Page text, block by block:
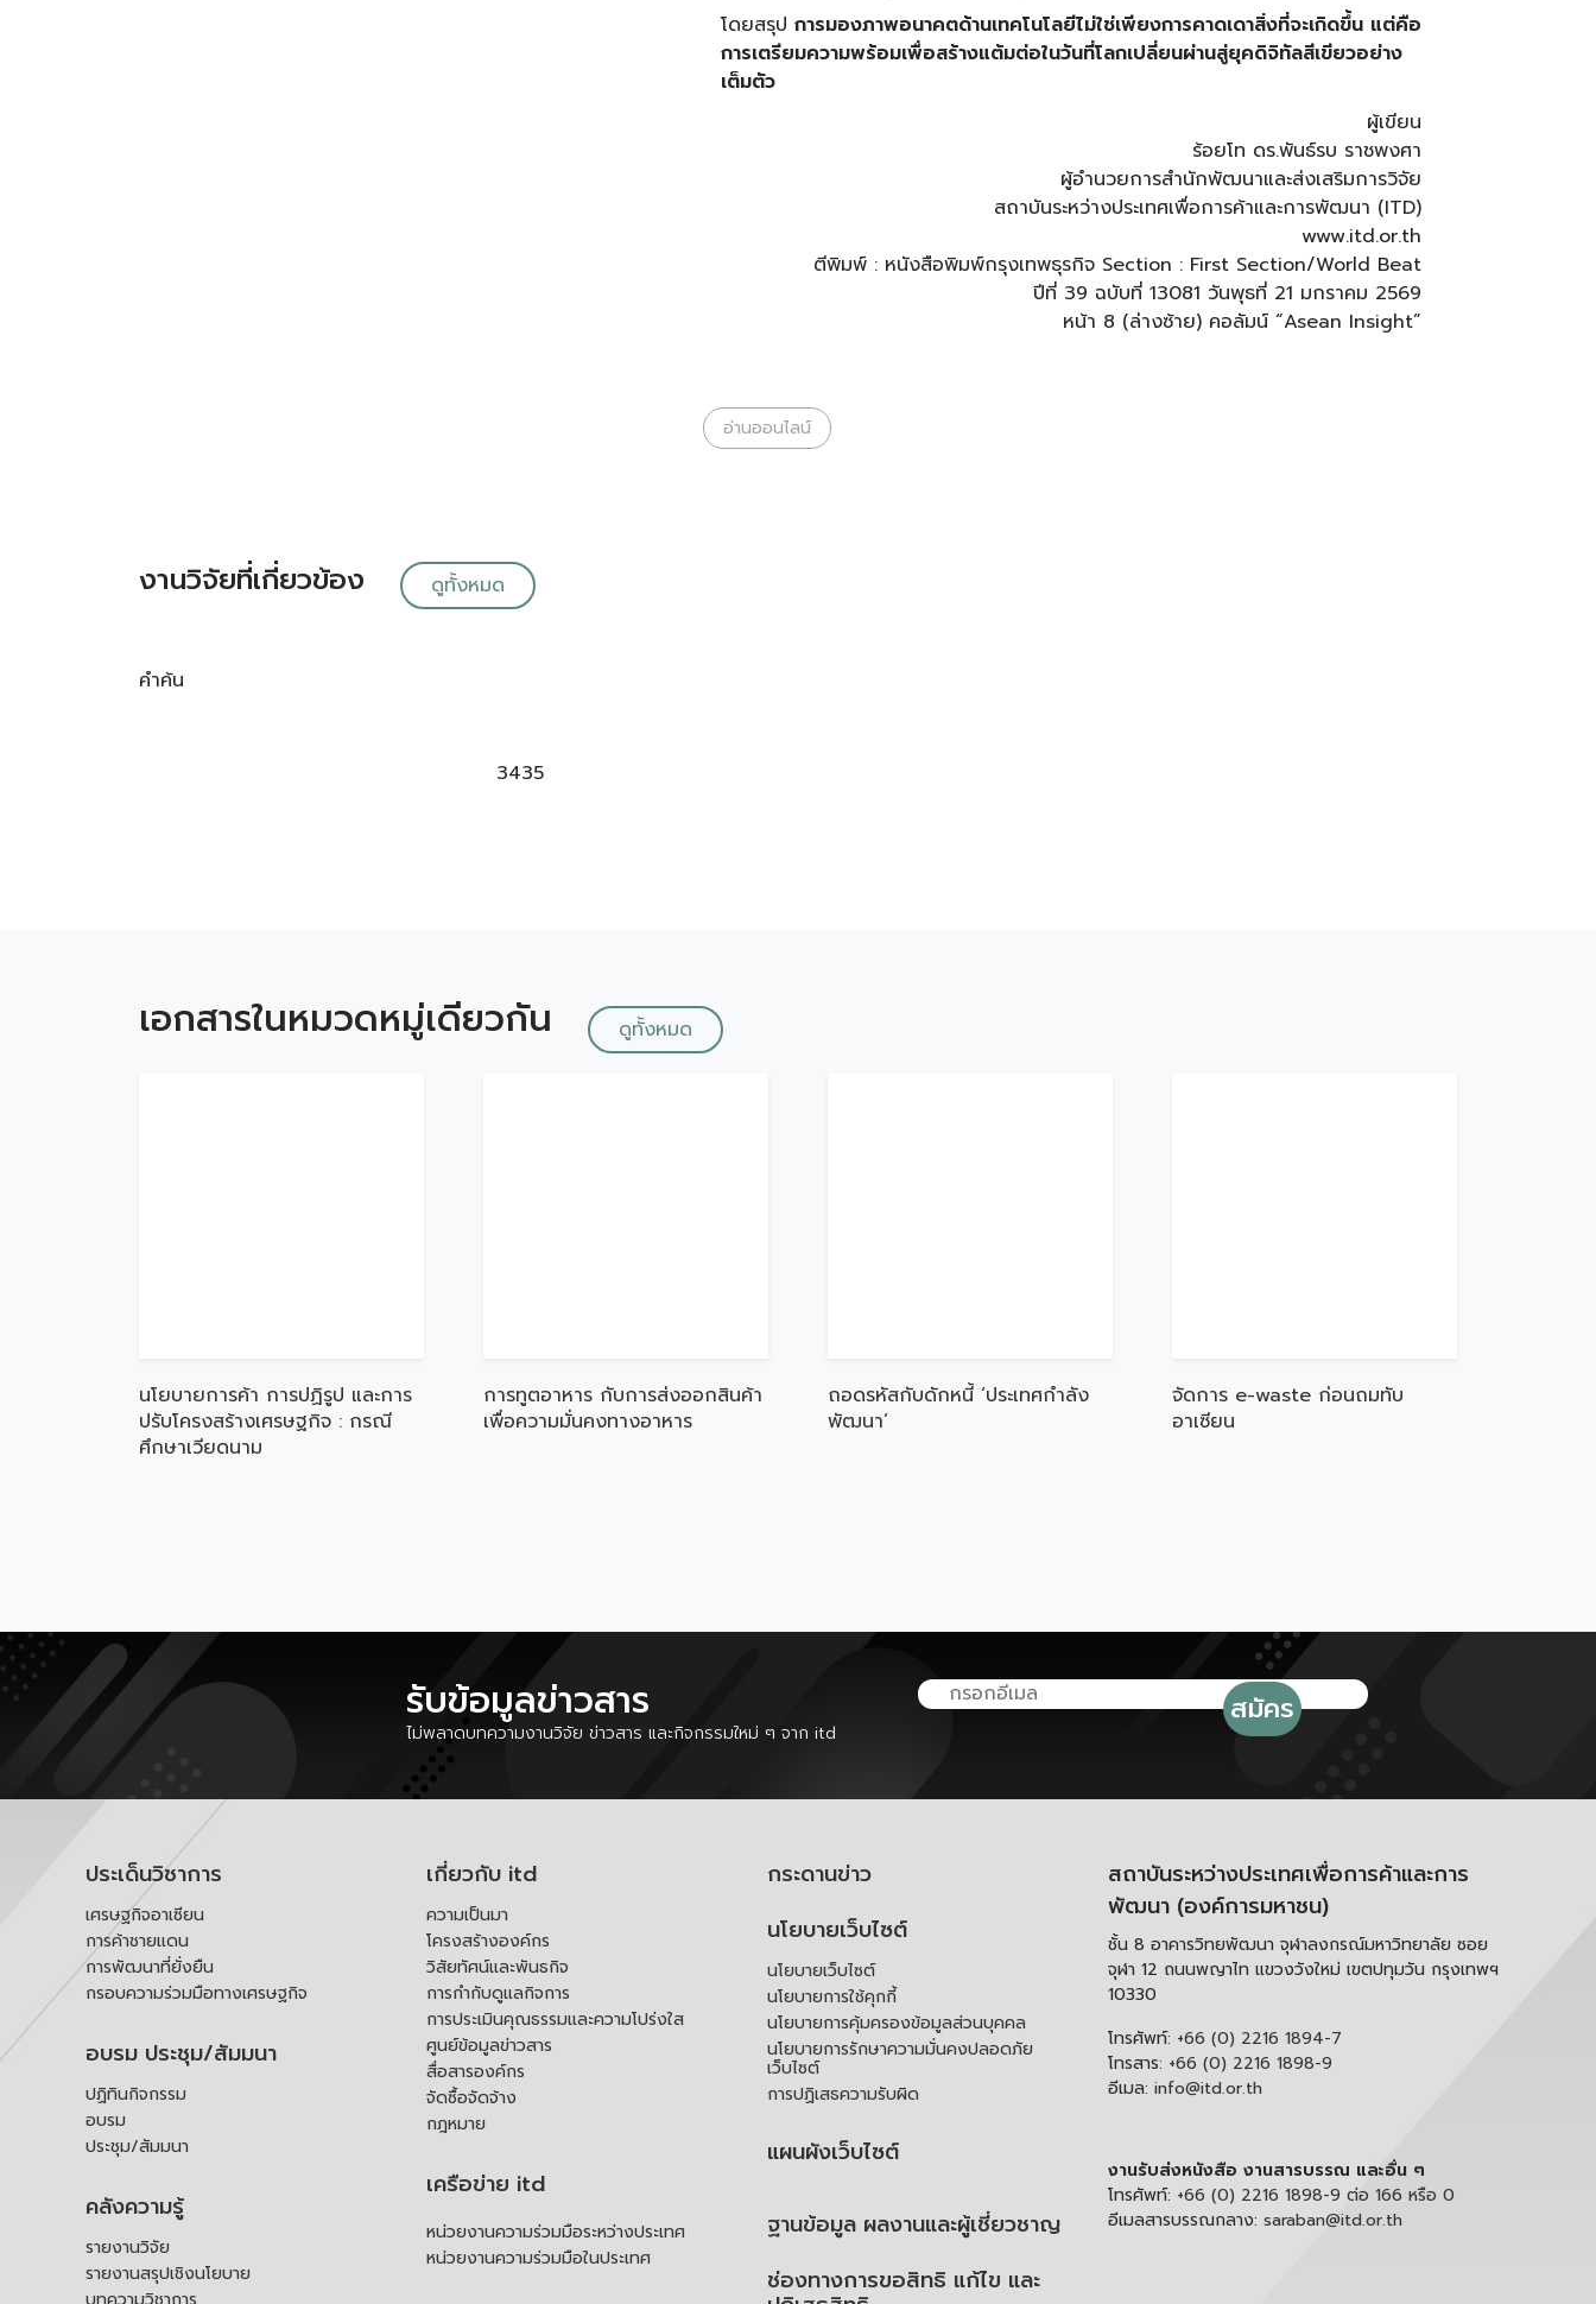
โดยสรุป การมองภาพอนาคตด้านเทคโนโลยีไม่ใช่เพียงการคาดเดาสิ่งที่จะเกิดขึ้น แต่คือ
การเตรียมความพร้อมเพื่อสร้างแต้มต่อในวันที่โลกเปลี่ยนผ่านสู่ยุคดิจิทัลสีเขียวอย่าง
เต็มตัว
ผู้เขียน
ร้อยโท ดร.พันธ์รบ ราชพงศา
ผู้อำนวยการสำนักพัฒนาและส่งเสริมการวิจัย
สถาบันระหว่างประเทศเพื่อการค้าและการพัฒนา (ITD)
www.itd.or.th
ตีพิมพ์ : หนังสือพิมพ์กรุงเทพธุรกิจ Section : First Section/World Beat
ปีที่ 39 ฉบับที่ 13081 วันพุธที่ 21 มกราคม 2569
หน้า 8 (ล่างซ้าย) คอลัมน์ “Asean Insight”
อ่านออนไลน์
งานวิจัยที่เกี่ยวข้อง ดูทั้งหมด
คำค้น
3435
เอกสารในหมวดหมู่เดียวกัน ดูทั้งหมด
นโยบายการค้า การปฏิรูป และการ
ปรับโครงสร้างเศรษฐกิจ : กรณี
ศึกษาเวียดนาม
การทูตอาหาร กับการส่งออกสินค้า
เพื่อความมั่นคงทางอาหาร
ถอดรหัสกับดักหนี้ ‘ประเทศกำลัง
พัฒนา’
จัดการ e-waste ก่อนถมทับ
อาเซียน
รับข้อมูลข่าวสาร
ไม่พลาดบทความงานวิจัย ข่าวสาร และกิจกรรมใหม่ ๆ จาก itd
ประเด็นวิชาการ
เศรษฐกิจอาเซียน
การค้าชายแดน
การพัฒนาที่ยั่งยืน
กรอบความร่วมมือทางเศรษฐกิจ
อบรม ประชุม/สัมมนา
ปฏิทินกิจกรรม
อบรม
ประชุม/สัมมนา
คลังความรู้
รายงานวิจัย
รายงานสรุปเชิงนโยบาย
เกี่ยวกับ itd
ความเป็นมา
โครงสร้างองค์กร
วิสัยทัศน์และพันธกิจ
การกำกับดูแลกิจการ
การประเมินคุณธรรมและความโปร่งใส
ศูนย์ข้อมูลข่าวสาร
สื่อสารองค์กร
จัดซื้อจัดจ้าง
กฎหมาย
เครือข่าย itd
หน่วยงานความร่วมมือระหว่างประเทศ
หน่วยงานความร่วมมือในประเทศ
กระดานข่าว
นโยบายเว็บไซต์
นโยบายเว็บไซต์
นโยบายการใช้คุกกี้
นโยบายการคุ้มครองข้อมูลส่วนบุคคล
นโยบายการรักษาความมั่นคงปลอดภัย
เว็บไซต์
การปฏิเสธความรับผิด
แผนผังเว็บไซต์
ฐานข้อมูล ผลงานและผู้เชี่ยวชาญ
ช่องทางการขอสิทธิ แก้ไข และ
สถาบันระหว่างประเทศเพื่อการค้าและการ
พัฒนา (องค์การมหาชน)
ชั้น 8 อาคารวิทยพัฒนา จุฬาลงกรณ์มหาวิทยาลัย ซอย
จุฬา 12 ถนนพญาไท แขวงวังใหม่ เขตปทุมวัน กรุงเทพฯ
10330
โทรศัพท์: +66 (0) 2216 1894-7
โทรสาร: +66 (0) 2216 1898-9
อีเมล: info@itd.or.th
งานรับส่งหนังสือ งานสารบรรณ และอื่น ๆ
โทรศัพท์: +66 (0) 2216 1898-9 ต่อ 166 หรือ 0
อีเมลสารบรรณกลาง: saraban@itd.or.th